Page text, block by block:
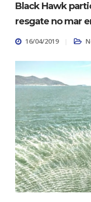
Black Hawk
resgate no mar
16/04/2019